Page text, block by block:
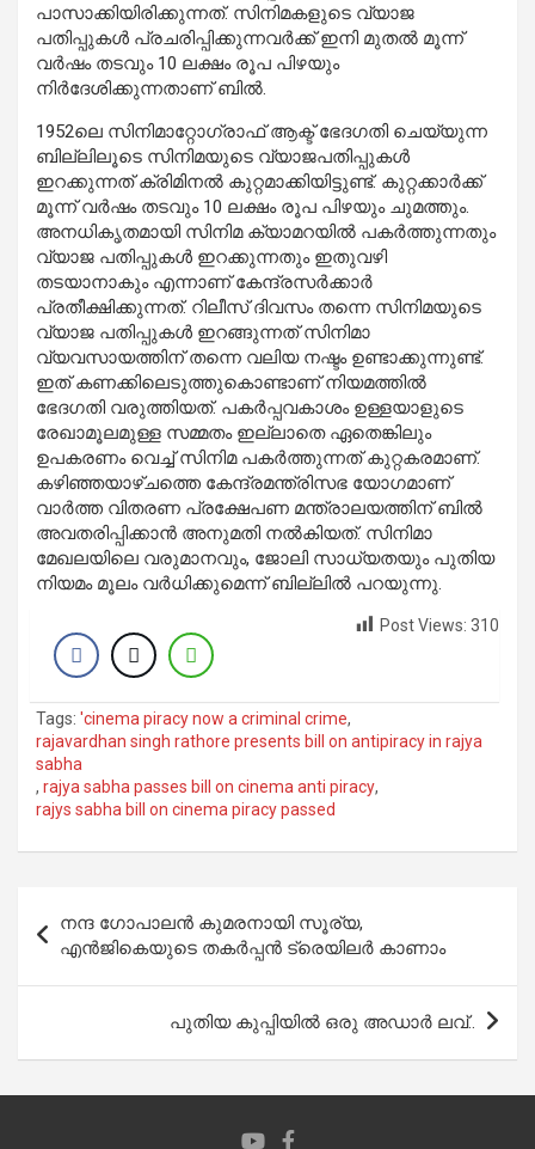
പാസാക്കിയിരിക്കുന്നത്. സിനിമകളുടെ വ്യാജ
പതിപ്പുകള്‍ പ്രചരിപ്പിക്കുന്നവര്‍ക്ക് ഇനി മുതല്‍ മൂന്ന്
വര്‍ഷം തടവും 10 ലക്ഷം രൂപ പിഴയും
നിര്‍ദേശിക്കുന്നതാണ് ബില്‍.
1952ലെ സിനിമാറ്റോഗ്രാഫ് ആക്ട് ഭേദഗതി ചെയ്യുന്ന
ബില്ലിലൂടെ സിനിമയുടെ വ്യാജപതിപ്പുകള്‍
ഇറക്കുന്നത് ക്രിമിനല്‍ കുറ്റമാക്കിയിട്ടുണ്ട്. കുറ്റക്കാര്‍ക്ക്
മൂന്ന് വര്‍ഷം തടവും 10 ലക്ഷം രൂപ പിഴയും ചുമത്തും.
അനധികൃതമായി സിനിമ ക്യാമറയില്‍ പകര്‍ത്തുന്നതും
വ്യാജ പതിപ്പുകള്‍ ഇറക്കുന്നതും ഇതുവഴി
തടയാനാകും എന്നാണ് കേന്ദ്രസര്‍ക്കാര്‍
പ്രതീക്ഷിക്കുന്നത്. റിലീസ് ദിവസം തന്നെ സിനിമയുടെ
വ്യാജ പതിപ്പുകള്‍ ഇറങ്ങുന്നത് സിനിമാ
വ്യവസായത്തിന് തന്നെ വലിയ നഷ്ടം ഉണ്ടാക്കുന്നുണ്ട്.
ഇത് കണക്കിലെടുത്തുകൊണ്ടാണ് നിയമത്തില്‍
ഭേദഗതി വരുത്തിയത്. പകര്‍പ്പവകാശം ഉള്ളയാളുടെ
രേഖാമൂലമുള്ള സമ്മതം ഇല്ലാതെ ഏതെങ്കിലും
ഉപകരണം വെച്ച് സിനിമ പകര്‍ത്തുന്നത് കുറ്റകരമാണ്.
കഴിഞ്ഞയാഴ്ചത്തെ കേന്ദ്രമന്ത്രിസഭ യോഗമാണ്
വാര്‍ത്ത വിതരണ പ്രക്ഷേപണ മന്ത്രാലയത്തിന് ബില്‍
അവതരിപ്പിക്കാന്‍ അനുമതി നല്‍കിയത്. സിനിമാ
മേഖലയിലെ വരുമാനവും, ജോലി സാധ്യതയും പുതിയ
നിയമം മൂലം വര്‍ധിക്കുമെന്ന് ബില്ലില്‍ പറയുന്നു.
Post Views: 310
Tags: 'cinema piracy now a criminal crime,
rajavardhan singh rathore presents bill on antipiracy in rajya
sabha
, rajya sabha passes bill on cinema anti piracy,
rajys sabha bill on cinema piracy passed
navigation
നന്ദ ഗോപാലന്‍ കുമരനായി സൂര്യ,
എന്‍ജികെയുടെ തകര്‍പ്പന്‍ ട്രെയിലര്‍ കാണാം
പുതിയ കുപ്പിയില്‍ ഒരു അഡാര്‍ ലവ്..